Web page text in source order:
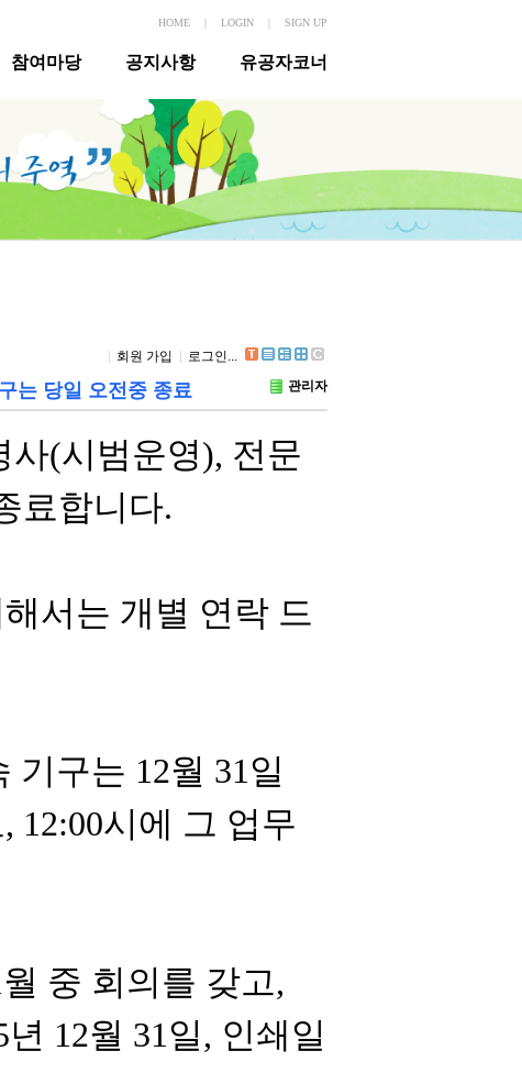
HOME | LOGIN | SIGN UP
참여마당 공지사항 유공자코너
회원 가입 로그인...
는 당일 오전중 종료 관리자
사(시범운영), 전문
료합니다.
서는 개별 연락 드
기구는 12월 31일
, 12:00시에 그 업무
월 중 회의를 갖고,
년 12월 31일, 인쇄일